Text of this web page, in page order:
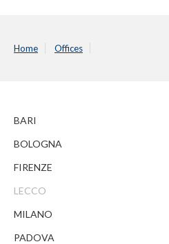
Home Offices
BARI
BOLOGNA
FIRENZE
LECCO
MILANO
PADOVA